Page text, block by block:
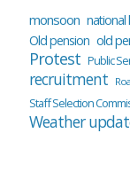
monsoon national
Old pension old
Protest Public
recruitment
Staff Selection
Weather